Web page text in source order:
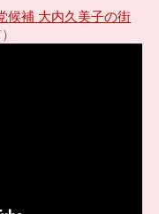
候補 大内久美子の街